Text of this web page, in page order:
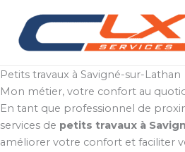
contenu
Petits travaux à Savigné-sur-Lathan
Mon métier, votre confort au
En tant que professionnel de
services de petits travaux à
améliorer votre confort et faciliter